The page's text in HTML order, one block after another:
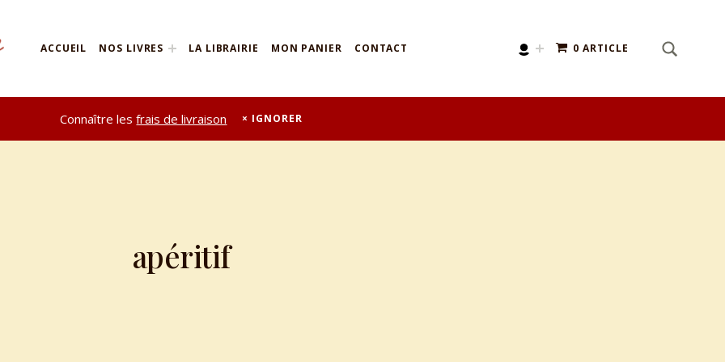
ACCUEIL NOS LIVRES LA LIBRAIRIE MON PANIER CONTACT 0 ARTICLE Search for:
Connaître lesfrais de livraison IGNORER
apéritif